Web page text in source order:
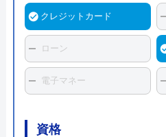
クレジットカード
ローン
電子マネー
資格